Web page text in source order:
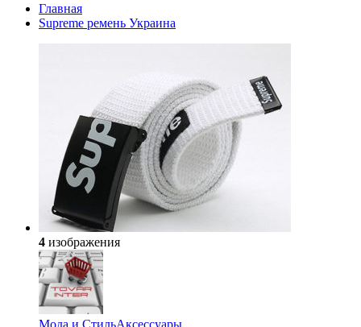
Главная
Supreme ремень Украина
4 изображения
Мода и СтильАксессуары